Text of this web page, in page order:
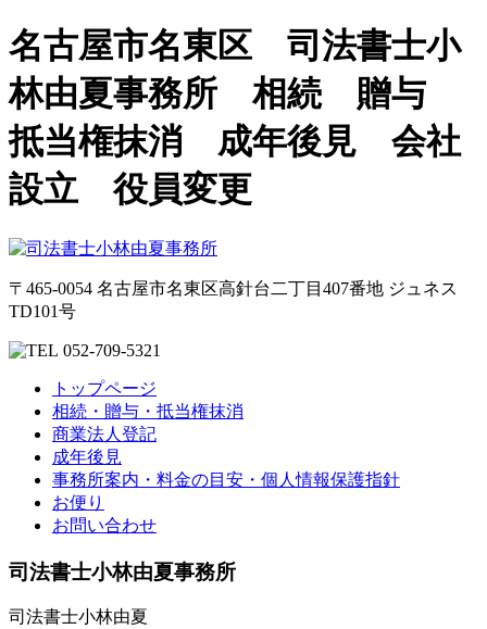
名古屋市名東区 司法書士小
林由夏事務所 相続 贈与
抵当権抹消 成年後見 会社
設立 役員変更
〒465-0054 名古屋市名東区高針台二丁目407番地 ジュネス
TD101号
052-709-5321
トップページ
相続・贈与・抵当権抹消
商業法人登記
成年後見
事務所案内・料金の目安・個人情報保護指針
お便り
お問い合わせ
司法書士小林由夏事務所
司法書士小林由夏